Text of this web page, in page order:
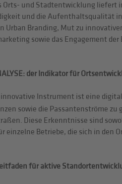
Orts- und Stadtentwicklung liefert
und die Aufenthaltsqualität
Urban Branding, Mut zu
sowie das Engagement der
der Indikator für
innovative Instrument ist eine
sowie die Passantenströme zu
Diese Erkenntnisse sind
einzelne Betriebe, die sich in den
für aktive